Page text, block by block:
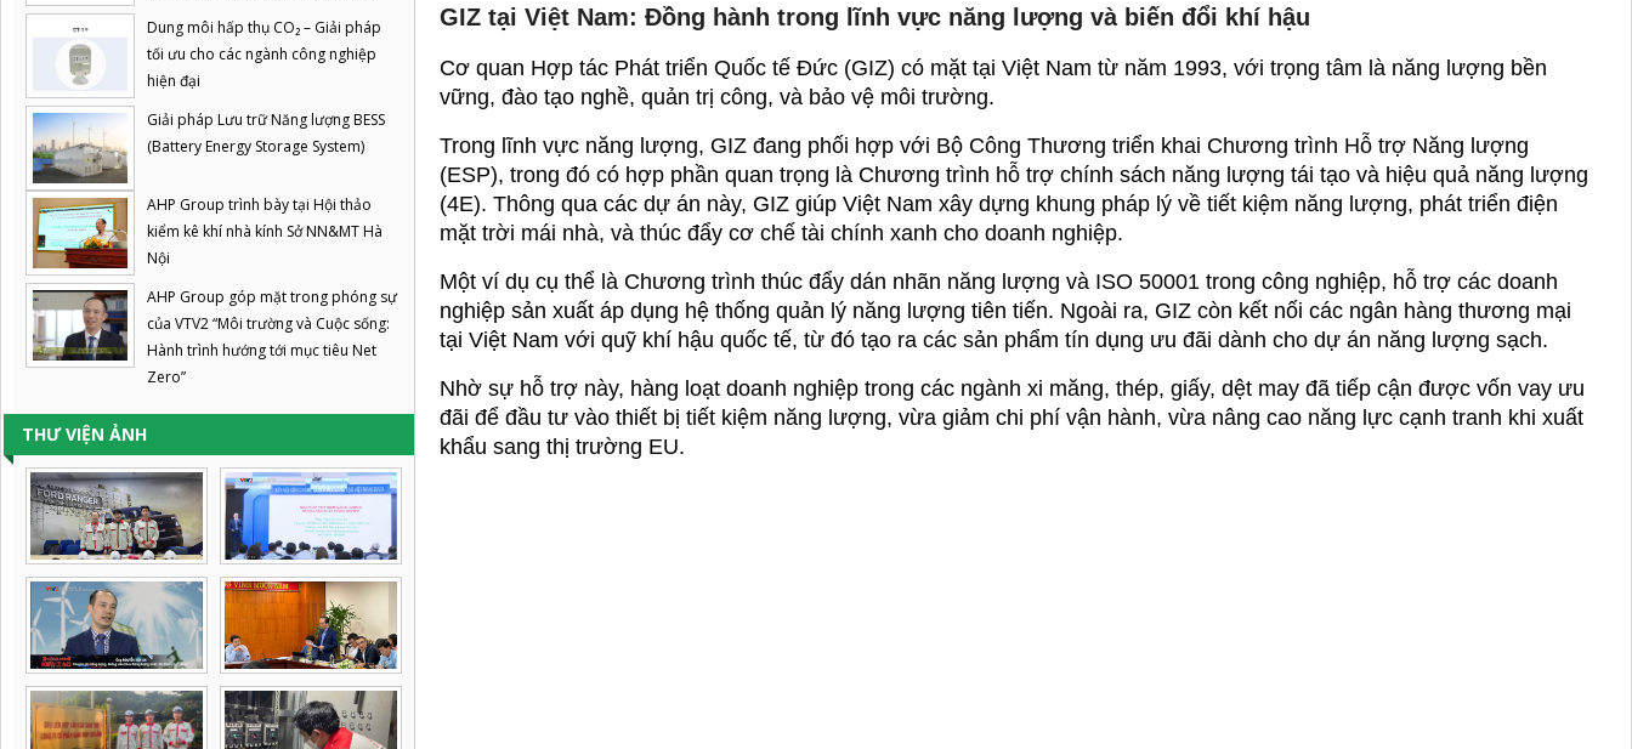
Dung môi hấp thụ CO₂ – Giải pháp
tối ưu cho các ngành công nghiệp
hiện đại
Giải pháp Lưu trữ Năng lượng BESS
(Battery Energy Storage System)
AHP Group trình bày tại Hội thảo
kiểm kê khí nhà kính Sở NN&MT Hà
Nội
AHP Group góp mặt trong phóng sự
của VTV2 “Môi trường và Cuộc sống:
Hành trình hướng tới mục tiêu Net
Zero”
THƯ VIỆN ẢNH
GIZ tại Việt Nam: Đồng hành trong lĩnh vực năng lượng và biến đổi khí hậu
Cơ quan Hợp tác Phát triển Quốc tế Đức (GIZ) có mặt tại Việt Nam từ năm 1993, với trọng tâm là năng lượng bền
vững, đào tạo nghề, quản trị công, và bảo vệ môi trường.
Trong lĩnh vực năng lượng, GIZ đang phối hợp với Bộ Công Thương triển khai Chương trình Hỗ trợ Năng lượng
(ESP), trong đó có hợp phần quan trọng là Chương trình hỗ trợ chính sách năng lượng tái tạo và hiệu quả năng lượng
(4E). Thông qua các dự án này, GIZ giúp Việt Nam xây dựng khung pháp lý về tiết kiệm năng lượng, phát triển điện
mặt trời mái nhà, và thúc đẩy cơ chế tài chính xanh cho doanh nghiệp.
Một ví dụ cụ thể là Chương trình thúc đẩy dán nhãn năng lượng và ISO 50001 trong công nghiệp, hỗ trợ các doanh
nghiệp sản xuất áp dụng hệ thống quản lý năng lượng tiên tiến. Ngoài ra, GIZ còn kết nối các ngân hàng thương mại
tại Việt Nam với quỹ khí hậu quốc tế, từ đó tạo ra các sản phẩm tín dụng ưu đãi dành cho dự án năng lượng sạch.
Nhờ sự hỗ trợ này, hàng loạt doanh nghiệp trong các ngành xi măng, thép, giấy, dệt may đã tiếp cận được vốn vay ưu
đãi để đầu tư vào thiết bị tiết kiệm năng lượng, vừa giảm chi phí vận hành, vừa nâng cao năng lực cạnh tranh khi xuất
khẩu sang thị trường EU.